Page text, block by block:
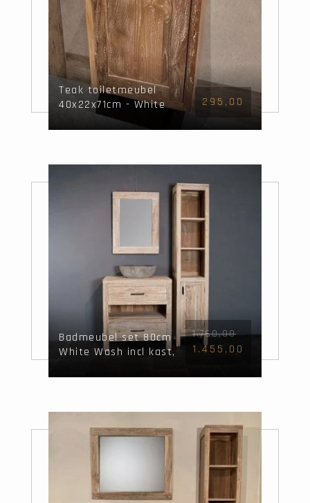
Teak toiletmeubel
40x22x71cm - White
295,00
Badmeubel set 80cm
White Wash incl kast,
1.760,00
1.455,00